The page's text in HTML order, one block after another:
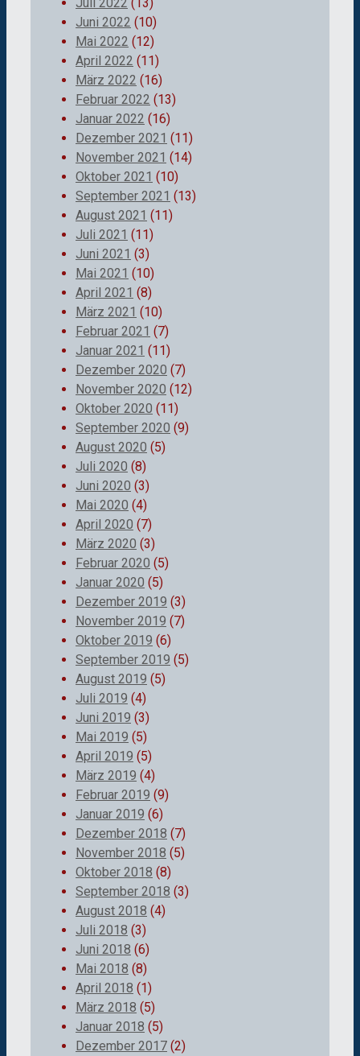
Juni 2022 (10)
Mai 2022 (12)
April 2022 (11)
März 2022 (16)
Februar 2022 (13)
Januar 2022 (16)
Dezember 2021 (11)
November 2021 (14)
Oktober 2021 (10)
September 2021 (13)
August 2021 (11)
Juli 2021 (11)
Juni 2021 (3)
Mai 2021 (10)
April 2021 (8)
März 2021 (10)
Februar 2021 (7)
Januar 2021 (11)
Dezember 2020 (7)
November 2020 (12)
Oktober 2020 (11)
September 2020 (9)
August 2020 (5)
Juli 2020 (8)
Juni 2020 (3)
Mai 2020 (4)
April 2020 (7)
März 2020 (3)
Februar 2020 (5)
Januar 2020 (5)
Dezember 2019 (3)
November 2019 (7)
Oktober 2019 (6)
September 2019 (5)
August 2019 (5)
Juli 2019 (4)
Juni 2019 (3)
Mai 2019 (5)
April 2019 (5)
März 2019 (4)
Februar 2019 (9)
Januar 2019 (6)
Dezember 2018 (7)
November 2018 (5)
Oktober 2018 (8)
September 2018 (3)
August 2018 (4)
Juli 2018 (3)
Juni 2018 (6)
Mai 2018 (8)
April 2018 (1)
März 2018 (5)
Januar 2018 (5)
Dezember 2017 (2)